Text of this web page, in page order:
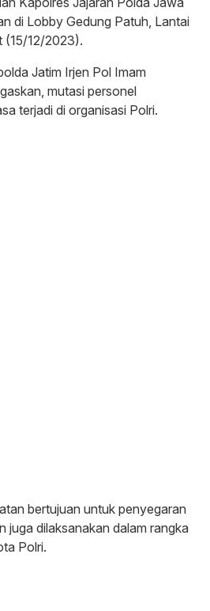
di Lobby Gedung Patuh, Lantai
(15/12/2023).
Jatim Irjen Pol Imam
mutasi personel
terjadi di organisasi Polri.
bertujuan untuk penyegaran
juga dilaksanakan dalam rangka
Polri.